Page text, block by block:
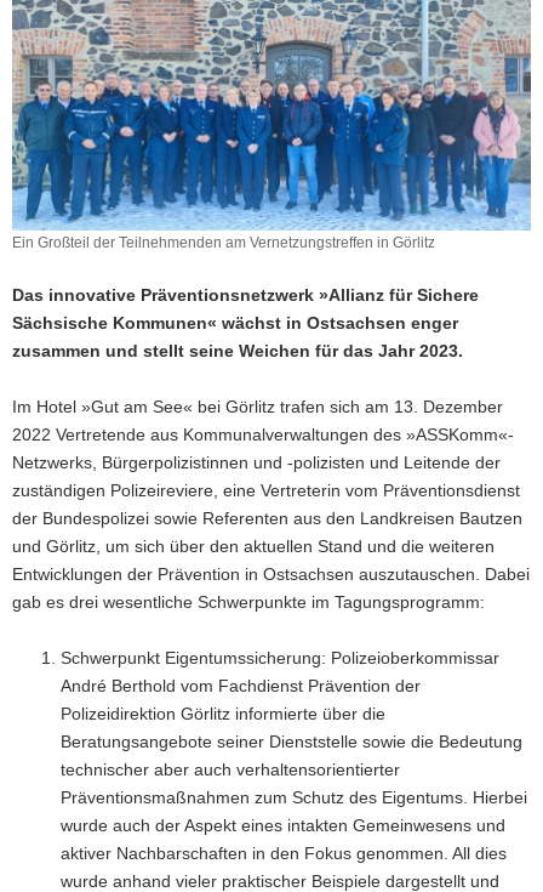
a
v
i
g
a
t
i
o
n
Ein Großteil der Teilnehmenden am Vernetzungstreffen in Görlitz
Das innovative Präventionsnetzwerk »Allianz für Sichere
Sächsische Kommunen« wächst in Ostsachsen enger
zusammen und stellt seine Weichen für das Jahr 2023.
Im Hotel »Gut am See« bei Görlitz trafen sich am 13. Dezember
2022 Vertretende aus Kommunalverwaltungen des »ASSKomm«-
Netzwerks, Bürgerpolizistinnen und -polizisten und Leitende der
zuständigen Polizeireviere, eine Vertreterin vom Präventionsdienst
der Bundespolizei sowie Referenten aus den Landkreisen Bautzen
und Görlitz, um sich über den aktuellen Stand und die weiteren
Entwicklungen der Prävention in Ostsachsen auszutauschen. Dabei
gab es drei wesentliche Schwerpunkte im Tagungsprogramm:
Schwerpunkt Eigentumssicherung: Polizeioberkommissar
André Berthold vom Fachdienst Prävention der
Polizeidirektion Görlitz informierte über die
Beratungsangebote seiner Dienststelle sowie die Bedeutung
technischer aber auch verhaltensorientierter
Präventionsmaßnahmen zum Schutz des Eigentums. Hierbei
wurde auch der Aspekt eines intakten Gemeinwesens und
aktiver Nachbarschaften in den Fokus genommen. All dies
wurde anhand vieler praktischer Beispiele dargestellt und